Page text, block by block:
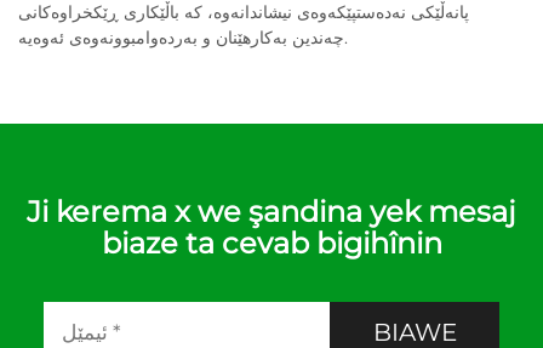
پانەڵێکی نەدەستپێکەوەی نیشاندانەوە، کە باڵێکاری ڕێکخراوەکانی
چەندین بەکارهێنان و بەردەوامبوونەوەی ئەوەیە.
Ji kerema x we şandina yek mesaj
biaze ta cevab bigihînin
BIAWE